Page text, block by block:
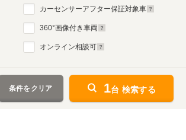
カーセンサーアフター保証対象車
360°画像付き車両
オンライン相談可
条件をクリア 1台 検索する